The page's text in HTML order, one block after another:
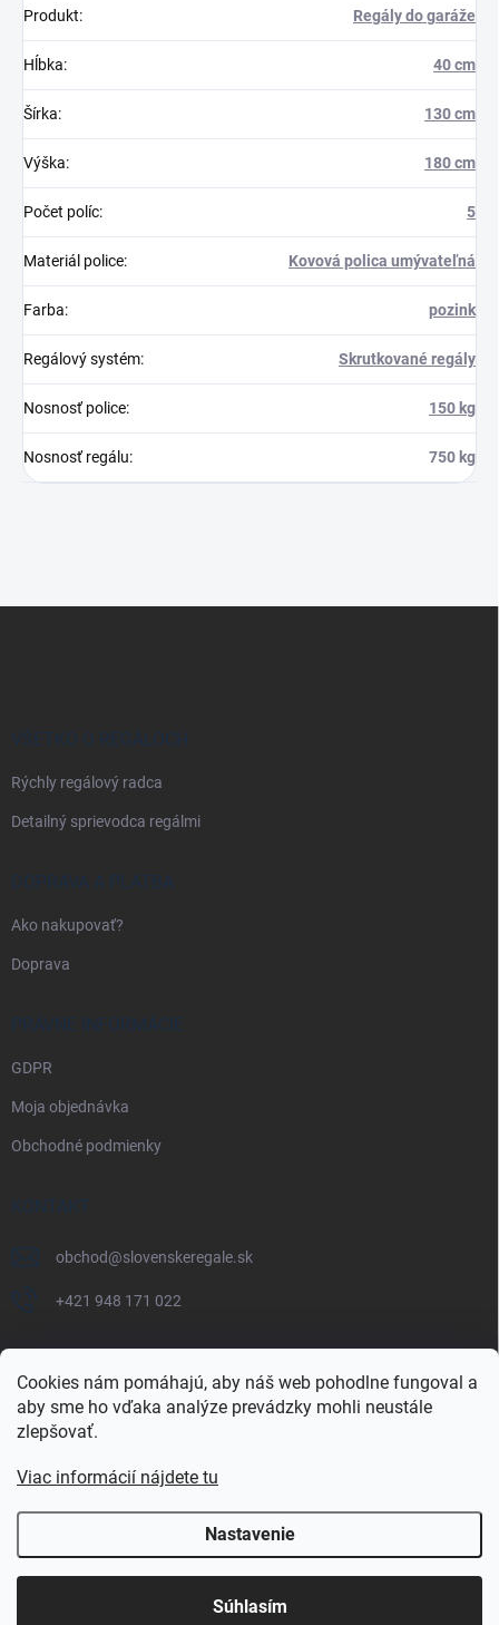
Cookies nám pomáhajú, aby náš web pohodlne fungoval a
aby sme ho vďaka analýze prevádzky mohli neustále
zlepšovať.
Viac informácií nájdete tu
Nastavenie
Súhlasím
Produkt: Regály do garáže
Hĺbka: 40 cm
Šírka: 130 cm
Výška: 180 cm
Počet políc: 5
Materiál police: Kovová polica umývateľná
Farba: pozink
Regálový systém: Skrutkované regály
Nosnosť police: 150 kg
Nosnosť regálu: 750 kg
VŠETKO O REGÁLOCH
Rýchly regálový radca
Detailný sprievodca regálmi
DOPRAVA A PLATBA
Ako nakupovať?
Doprava
PRÁVNE INFORMÁCIE
GDPR
Moja objednávka
Obchodné podmienky
KONTAKT
obchod@slovenskeregale.sk
+421 948 171 022
Najnakup.sk Heureka.sk Pricemania.sk
slovenskéregále.sk